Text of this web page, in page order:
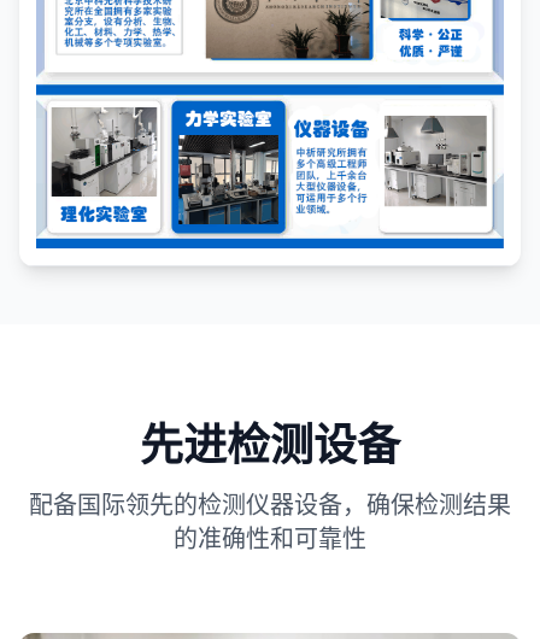
先进检测设备
配备国际领先的检测仪器设备，确保检测结果
的准确性和可靠性